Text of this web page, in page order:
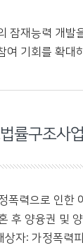
잠재능력 개발
여 기회를 확대
률구조사업
폭력으로 인한
후 양융권 및
상자: 가정폭력